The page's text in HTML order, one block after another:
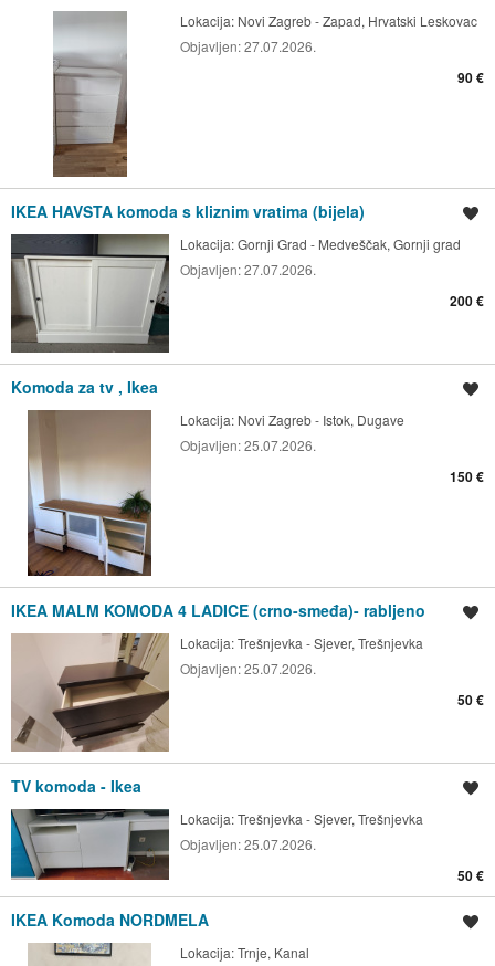
Lokacija: Novi Zagreb - Zapad, Hrvatski Leskovac
Objavljen:27.07.2026.
90 €
IKEA HAVSTA komoda s kliznim vratima (bijela)
Lokacija:Gornji Grad - Medveščak, Gornji grad
Objavljen:27.07.2026.
200 €
Komoda za tv , Ikea
Lokacija: Novi Zagreb - Istok, Dugave
Objavljen:25.07.2026.
150 €
IKEA MALM KOMODA 4 LADICE (crno-smeđa)- rabljeno
Lokacija:Trešnjevka - Sjever, Trešnjevka
Objavljen:25.07.2026.
50 €
TV komoda - Ikea
Lokacija:Trešnjevka - Sjever, Trešnjevka
Objavljen:25.07.2026.
50 €
IKEA Komoda NORDMELA
Lokacija:Trnje, Kanal